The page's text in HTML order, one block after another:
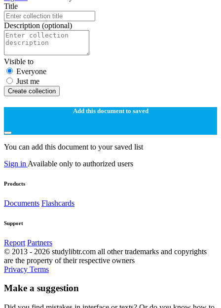
Title
Description (optional)
Visible to
Everyone
Just me
Create collection
Add this document to saved
You can add this document to your saved list
Sign in Available only to authorized users
Products
Documents Flashcards
Support
Report Partners
© 2013 - 2026 studylibtr.com all other trademarks and copyrights
are the property of their respective owners
Privacy Terms
Make a suggestion